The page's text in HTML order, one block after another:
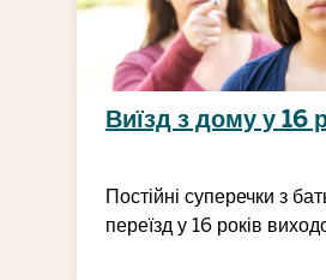
Виїзд з дому у 16
Постійні суперечки з
переїзд у 16 років